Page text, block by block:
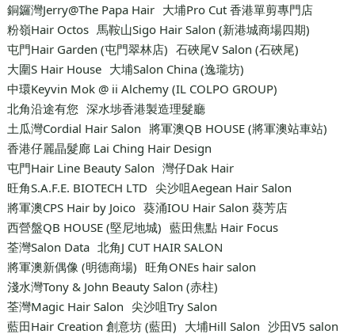
銅鑼灣Jerry@The Papa Hair 大埔Pro Cut 香港單剪專門店
粉嶺Hair Octos 馬鞍山Sigo Hair Salon (新港城商場四期)
屯門Hair Garden (屯門翠林店) 石硤尾V Salon (石硤尾)
大圍S Hair House 大埔Salon China (逸瓏坊)
中環Keyvin Mok @ ii Alchemy (IL COLPO GROUP)
北角沿途有您 深水埗香港製造理髮廳
土瓜灣Cordial Hair Salon 將軍澳QB HOUSE (將軍澳站車站)
香港仔麗晶髮廊 Lai Ching Hair Design
屯門Hair Line Beauty Salon 灣仔Dak Hair
旺角S.A.F.E. BIOTECH LTD 尖沙咀Aegean Hair Salon
將軍澳CPS Hair by Joico 葵涌IOU Hair Salon 葵芳店
西營盤QB HOUSE (堅尼地城) 藍田焦點 Hair Focus
荃灣Salon Data 北角J CUT HAIR SALON
將軍澳新偶像 (明德商場) 旺角ONEs hair salon
淺水灣Tony & John Beauty Salon (赤柱)
荃灣Magic Hair Salon 尖沙咀Try Salon
藍田Hair Creation 創意坊 (藍田) 大埔Hill Salon 沙田V5 salon